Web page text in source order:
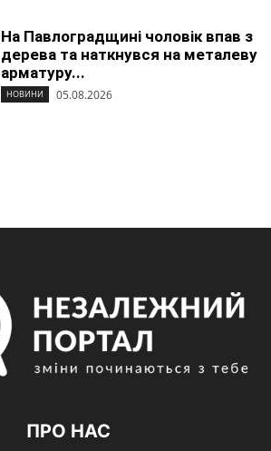
На Павлоградщині чоловік впав з
дерева та наткнувся на металеву
арматуру...
НОВИНИ 05.08.2026
ПРО НАС